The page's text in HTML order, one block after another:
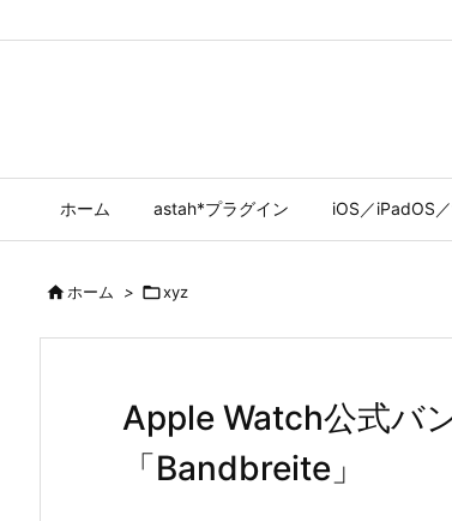
ホーム astah*プラグイン iOS／iPadOS
ホーム > xyz
Apple Watch公式バ
「Bandbreite」